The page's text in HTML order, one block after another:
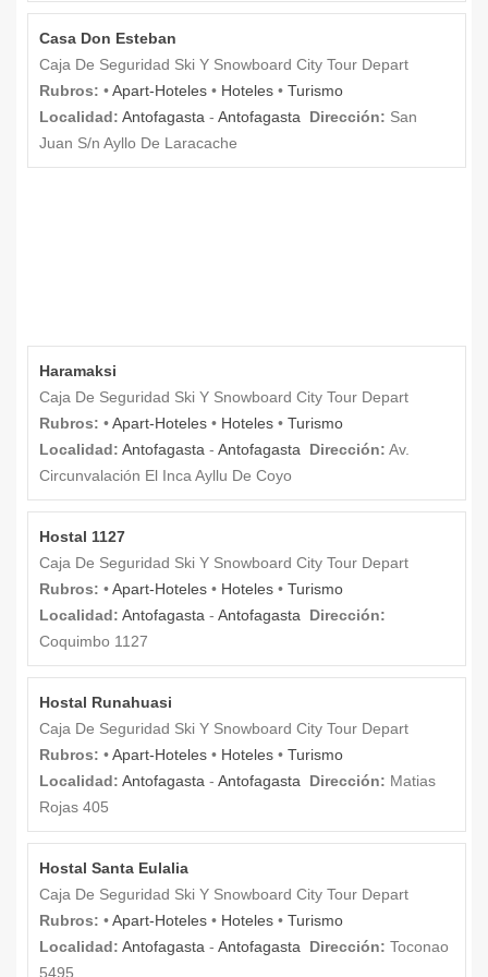
Casa Don Esteban
Caja De Seguridad Ski Y Snowboard City Tour Depart
Rubros: •Apart-Hoteles • Hoteles • Turismo
Localidad: Antofagasta - Antofagasta Dirección: San
Juan S/n Ayllo De Laracache
Haramaksi
Caja De Seguridad Ski Y Snowboard City Tour Depart
Rubros: •Apart-Hoteles • Hoteles • Turismo
Localidad: Antofagasta - Antofagasta Dirección: Av.
Circunvalación El Inca Ayllu De Coyo
Hostal 1127
Caja De Seguridad Ski Y Snowboard City Tour Depart
Rubros: •Apart-Hoteles • Hoteles • Turismo
Localidad: Antofagasta - Antofagasta
Dirección:
Coquimbo 1127
Hostal Runahuasi
Caja De Seguridad Ski Y Snowboard City Tour Depart
Rubros: •Apart-Hoteles • Hoteles • Turismo
Localidad: Antofagasta - Antofagasta Dirección: Matias
Rojas 405
Hostal Santa Eulalia
Caja De Seguridad Ski Y Snowboard City Tour Depart
Rubros: •Apart-Hoteles • Hoteles • Turismo
Localidad: Antofagasta - Antofagasta Dirección: Toconao
5495